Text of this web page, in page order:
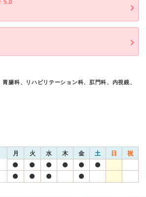
5.0
腸科、リハビリテーション科、肛門科、内視鏡、
月 火 水 木 金 土 日 祝